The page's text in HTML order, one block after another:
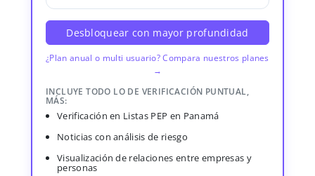
Desbloquear con mayor profundidad
¿Plan anual o multi usuario? Compara nuestros planes
→
INCLUYE TODO LO DE VERIFICACIÓN PUNTUAL,
MÁS:
Verificación en Listas PEP en Panamá
Noticias con análisis de riesgo
Visualización de relaciones entre empresas y
personas